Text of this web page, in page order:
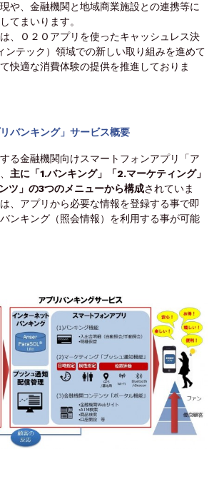
や、金融機関と地域商業施設との連携等に
てまいります。
、Ｏ２Ｏアプリを使ったキャッシュレス決
ンテック）領域での新しい取り組みを進めて
快適な消費体験の提供を推進しておりま
バンキング」サービス概要
る金融機関向けスマートフォンアプリ「ア
主に「1.バンキング」「2.マーケティング」
ツ」の3つのメニューから構成されていま
、アプリから必要な情報を登録する事で即
ンキング（照会情報）を利用する事が可能